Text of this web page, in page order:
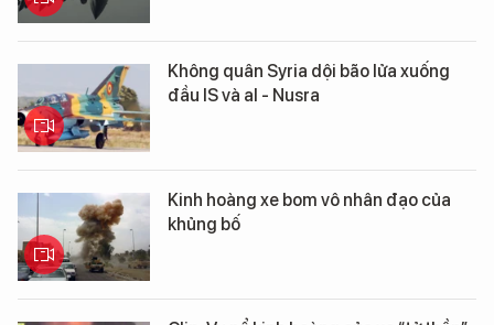
Không quân Syria dội bão lửa xuống
đầu IS và al - Nusra
Kinh hoàng xe bom vô nhân đạo của
khủng bố